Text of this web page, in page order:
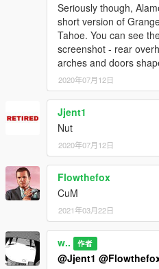
Seriously though,
short version of
Tahoe. You can see
screenshot - rear
arches and doors
2020年07月12日
Jjent1
Nut
2020年07月12日
Flowthefox
CuM
2021年03月22日
w.. 作者
@Jjent1